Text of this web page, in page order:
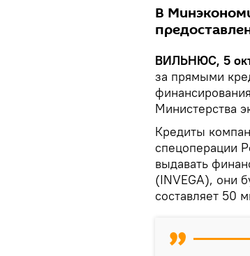
В
ВИЛЬНЮС, 5
за прямыми
Министерства
Кредиты
спецоперации
выдавать
(INVEGA), они
составляет 50